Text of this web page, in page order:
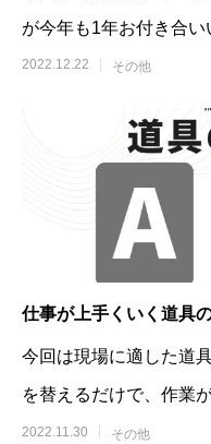
が今年も1年お付き合
した！2022年を振り返
2022.12.22 その他
仕事が上手くいく道具
今回は現場に適した道
を替えるだけで、作業
いですか？そのような
2022.11.30 その他